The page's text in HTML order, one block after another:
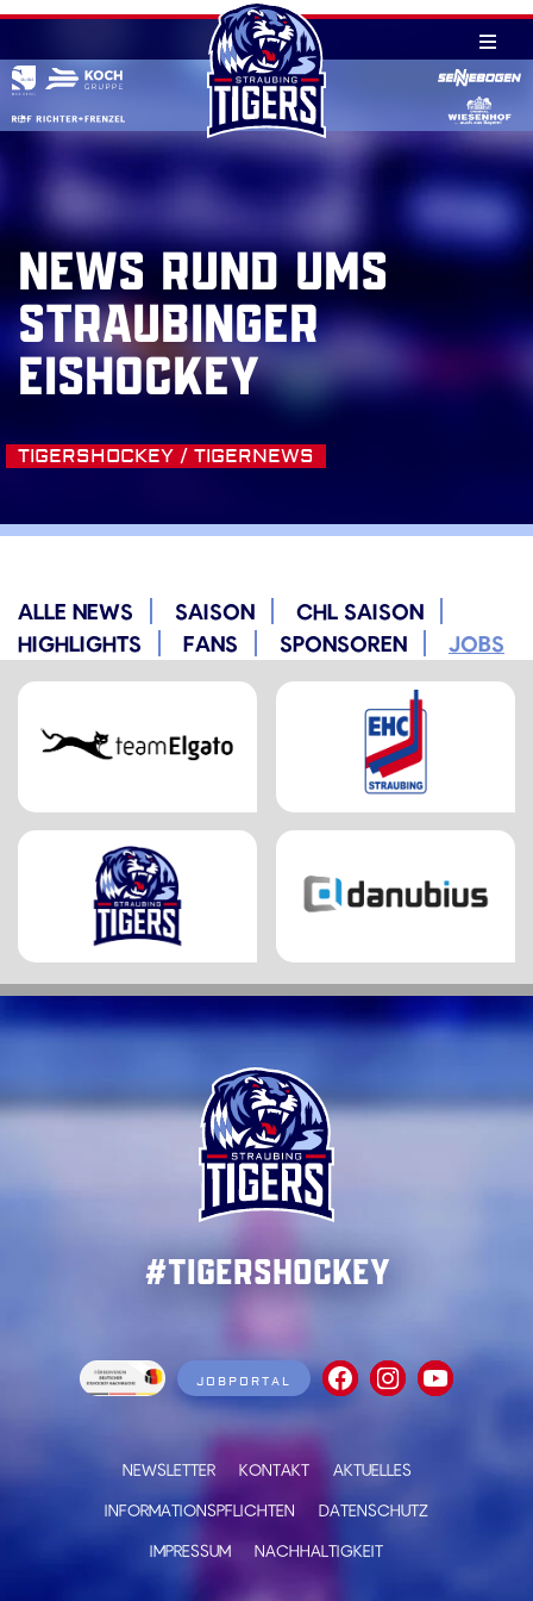
Skip
content
NEWS RUND UMS
STRAUBINGER
EISHOCKEY
TIGERSHOCKEY / TIGERNEWS
ALLE NEWS SAISON
CHL SAISON
HIGHLIGHTS
FANS SPONSOREN JOBS
#TigersHockey
JOBPORTAL
NEWSLETTER KONTAKT
AKTUELLES
INFORMATIONSPFLICHTEN
DATENSCHUTZ
IMPRESSUM
NACHHALTIGKEIT